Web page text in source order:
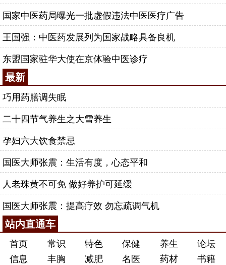
国家中医药局曝光一批虚假违法中医医疗广告
王国强：中医药发展列为国家战略具备良机
东盟国家驻华大使在京体验中医诊疗
最新
巧用药膳调失眠
二十四节气养生之大雪养生
孕妇六大饮食禁忌
国医大师张震：生活有度，心态平和
人老珠黄不可免 做好养护可延缓
国医大师张震：提高疗效 勿忘疏调气机
站内直通车
首页 常识 特色 保健 养生
论坛
信息
丰胸 减肥 名医 药材
书籍